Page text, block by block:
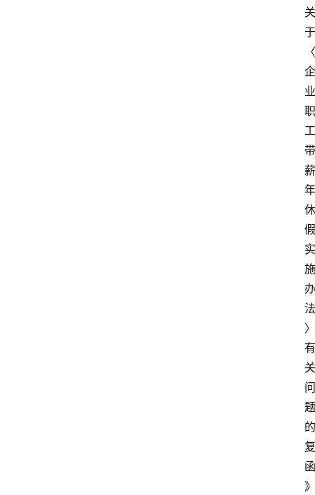
关
于
〈
企
业
职
工
带
薪
年
休
假
实
施
办
法
〉
有
关
问
题
的
复
函
》